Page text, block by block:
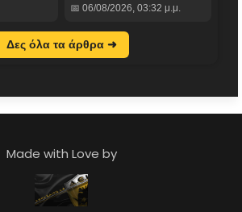
📅 06/08/2026, 03:32 μ.μ.
Δες όλα τα άρθρα ➜
Made with Love by